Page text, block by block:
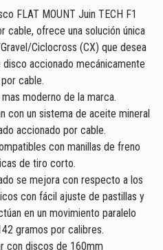
FLAT MOUNT Juin TECH F1
cable, ofrece una solución única
Ciclocross (CX) que desea
accionado mecánicamente
por cable.
moderno de la marca.
con un sistema de aceite mineral
accionado por cable.
con manillas de freno
de tiro corto.
se mejora con respecto a los
con fácil ajuste de pastillas y
en un movimiento paralelo
gramos por calibres.
con discos de 160mm